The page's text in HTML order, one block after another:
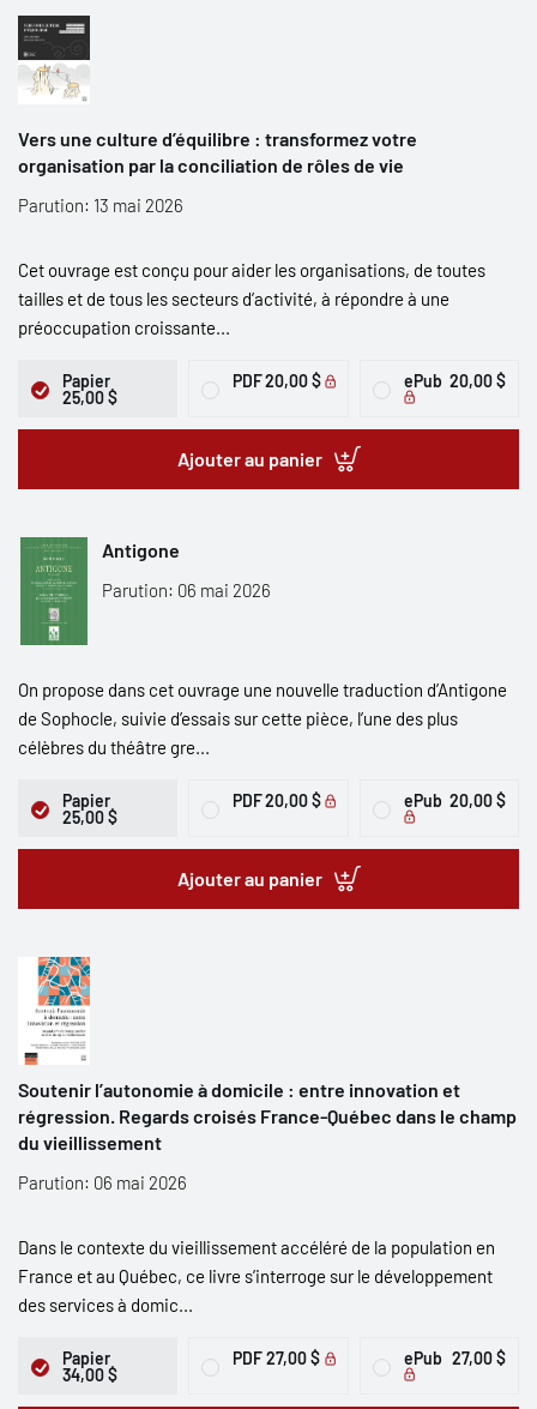
Vers une culture d’équilibre : transformez votre
organisation par la conciliation de rôles de vie
Parution: 13 mai 2026
Cet ouvrage est conçu pour aider les organisations, de toutes
tailles et de tous les secteurs d’activité, à répondre à une
préoccupation croissante...
Papier
25,00 $
PDF20,00 $ ePub 20,00 $
Ajouter au panier
Antigone
Parution: 06 mai 2026
On propose dans cet ouvrage une nouvelle traduction d’Antigone
de Sophocle, suivie d’essais sur cette pièce, l’une des plus
célèbres du théâtre gre...
Papier
25,00 $
PDF20,00 $ ePub 20,00 $
Ajouter au panier
Soutenir l’autonomie à domicile : entre innovation et
régression. Regards croisés France-Québec dans le champ
du vieillissement
Parution: 06 mai 2026
Dans le contexte du vieillissement accéléré de la population en
France et au Québec, ce livre s’interroge sur le développement
des services à domic...
Papier
34,00 $
PDF 27,00 $ ePub 27,00 $